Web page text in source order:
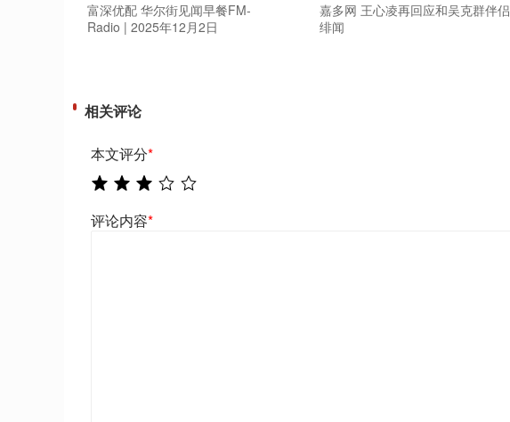
富深优配 华尔街见闻早餐FM-
Radio | 2025年12月2日
嘉多网 王心凌再回应和吴克群伴侣
绯闻
相关评论
本文评分*
评论内容*